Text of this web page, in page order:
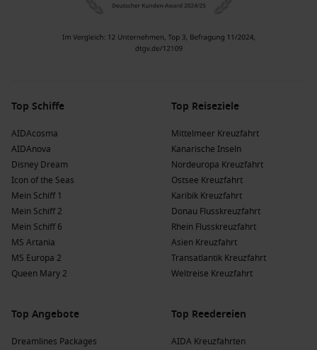
Top Schiffe
AIDAcosma
AIDAnova
Disney Dream
Icon of the Seas
Mein Schiff 1
Mein Schiff 2
Mein Schiff 6
MS Artania
MS Europa 2
Queen Mary 2
Top Reiseziele
Mittelmeer Kreuzfahrt
Kanarische Inseln
Nordeuropa Kreuzfahrt
Ostsee Kreuzfahrt
Karibik Kreuzfahrt
Donau Flusskreuzfahrt
Rhein Flusskreuzfahrt
Asien Kreuzfahrt
Transatlantik Kreuzfahrt
Weltreise Kreuzfahrt
Top Angebote
Dreamlines Packages
Top Reedereien
AIDA Kreuzfahrten